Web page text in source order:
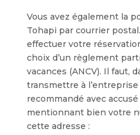
Vous avez également la
Tohapi par courrier
effectuer votre
choix d’un règlement
vacances (ANCV). Il faut,
transmettre à
recommandé avec
mentionnant bien votre
cette adresse :